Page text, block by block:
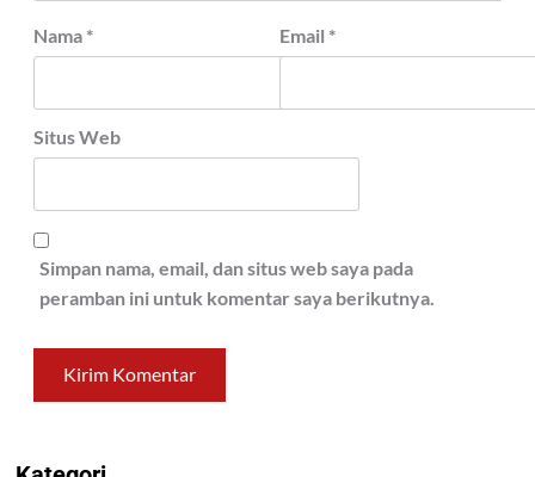
Nama * Email *
Situs Web
Simpan nama, email, dan situs web saya pada
peramban ini untuk komentar saya berikutnya.